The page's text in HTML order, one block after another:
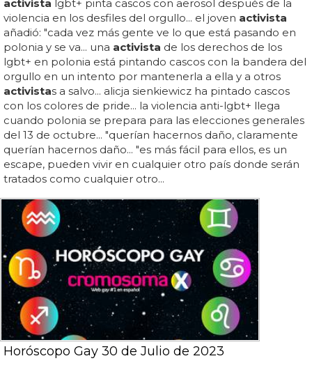
activista lgbt+ pinta cascos con aerosol después de la
violencia en los desfiles del orgullo... el joven activista
añadió: "cada vez más gente ve lo que está pasando en
polonia y se va... una activista de los derechos de los
lgbt+ en polonia está pintando cascos con la bandera del
orgullo en un intento por mantenerla a ella y a otros
activistas a salvo... alicja sienkiewicz ha pintado cascos
con los colores de pride... la violencia anti-lgbt+ llega
cuando polonia se prepara para las elecciones generales
del 13 de octubre... "querían hacernos daño, claramente
querían hacernos daño... "es más fácil para ellos, es un
escape, pueden vivir en cualquier otro país donde serán
tratados como cualquier otro...
Horóscopo Gay 30 de Julio de 2023